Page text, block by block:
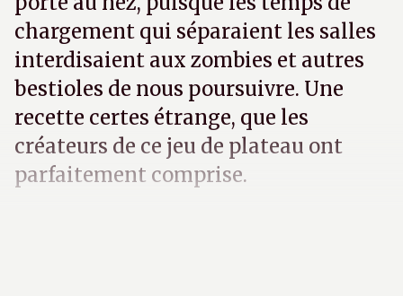
chargement qui séparaient les salles
interdisaient aux zombies et autres
bestioles de nous poursuivre. Une
recette certes étrange, que les
créateurs de ce jeu de plateau ont
parfaitement comprise.